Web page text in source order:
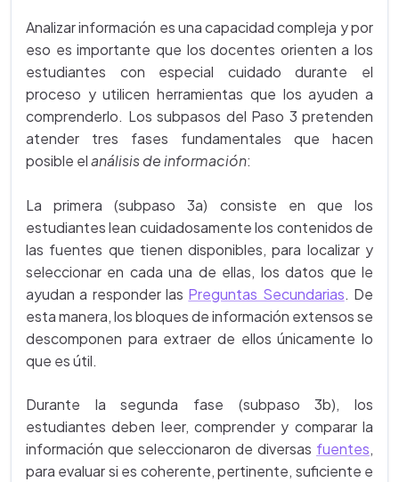
Analizar información es una capacidad compleja y por
eso es importante que los docentes orienten a los
estudiantes con especial cuidado durante el
proceso y utilicen herramientas que los ayuden a
comprenderlo. Los subpasos del Paso 3 pretenden
atender tres fases fundamentales que hacen
posible elanálisis de información:
La primera (subpaso 3a) consiste en que los
estudiantes lean cuidadosamente los contenidos de
las fuentes que tienen disponibles, para localizar y
seleccionar en cada una de ellas, los datos que le
ayudan a responder las Preguntas Secundarias. De
esta manera, los bloques de información extensos se
descomponen para extraer de ellos únicamente lo
que es útil.
Durante la segunda fase (subpaso 3b), los
estudiantes deben leer, comprender y comparar la
información que seleccionaron de diversas fuentes,
para evaluar si es coherente, pertinente, suficiente e